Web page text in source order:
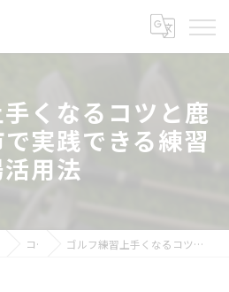
くなるコツと鹿
実践できる練習
用法
コラム ゴルフ練習上手くなるコツと鹿児島県出水市で実践できる練習場活用法